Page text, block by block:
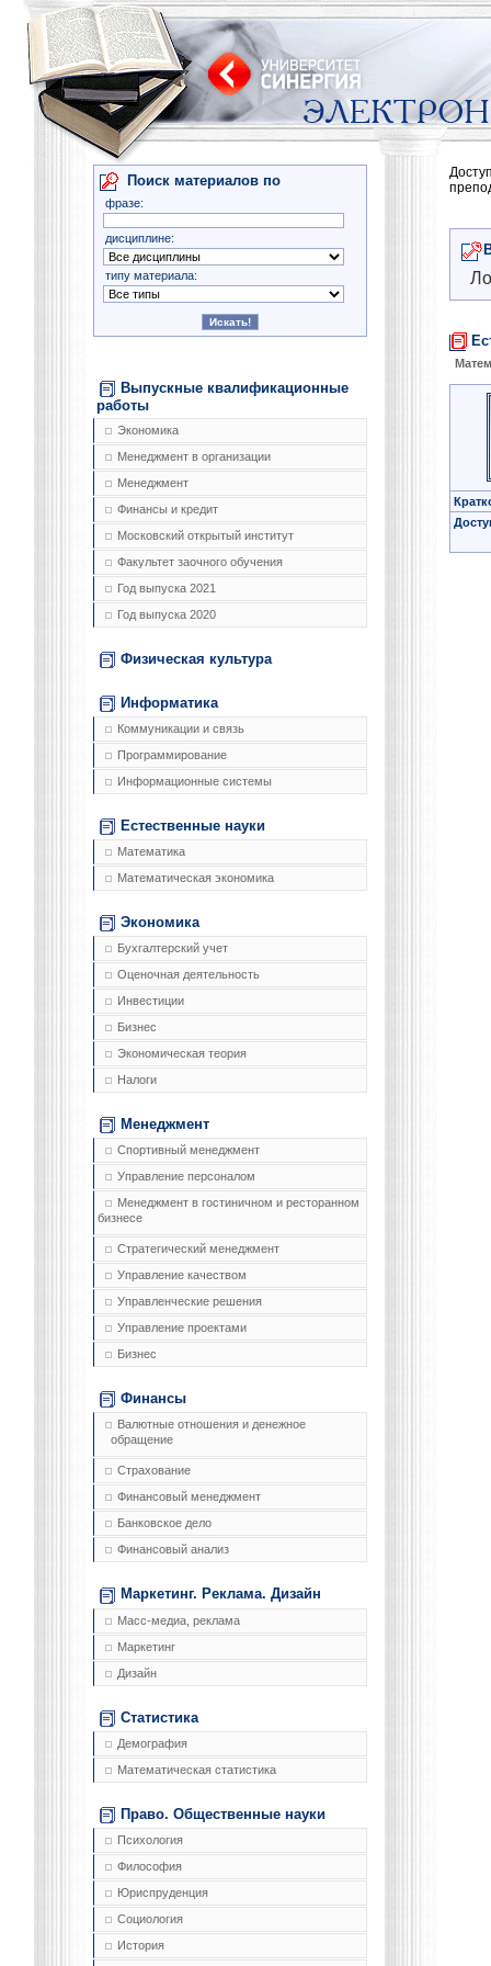
Поиск материалов по
фразе:
дисциплине:
типу материала:
Выпускные квалификационные
работы
Экономика
Менеджмент в организации
Менеджмент
Финансы и кредит
Московский открытый институт
Факультет заочного обучения
Год выпуска 2021
Год выпуска 2020
Физическая культура
Информатика
Коммуникации и связь
Программирование
Информационные системы
Естественные науки
Математика
Математическая экономика
Экономика
Бухгалтерский учет
Оценочная деятельность
Инвестиции
Бизнес
Экономическая теория
Налоги
Менеджмент
Спортивный менеджмент
Управление персоналом
Менеджмент в гостиничном и ресторанном
бизнесе
Стратегический менеджмент
Управление качеством
Управленческие решения
Управление проектами
Бизнес
Финансы
Валютные отношения и денежное
обращение
Страхование
Финансовый менеджмент
Банковское дело
Финансовый анализ
Маркетинг. Реклама. Дизайн
Масс-медиа, реклама
Маркетинг
Дизайн
Статистика
Демография
Математическая статистика
Право. Общественные науки
Психология
Философия
Юриспруденция
Социология
История